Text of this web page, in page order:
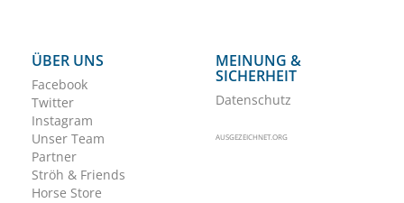
ÜBER UNS
Facebook
Twitter
Instagram
Unser Team
Partner
Ströh & Friends
Horse Store
MEINUNG &
SICHERHEIT
Datenschutz
AUSGEZEICHNET.ORG